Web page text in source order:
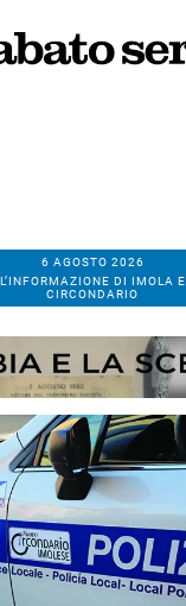
6 AGOSTO 2026
L’INFORMAZIONE DI IMOLA E
CIRCONDARIO